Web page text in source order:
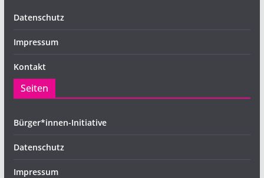
Datenschutz
Impressum
Kontakt
Seiten
Bürger*innen-Initiative
Datenschutz
Impressum